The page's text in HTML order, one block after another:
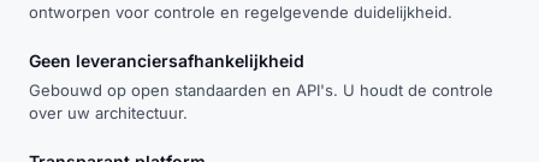
ontworpen voor controle en regelgevende duidelijkheid.
Geen leveranciersafhankelijkheid
Gebouwd op open standaarden en API's. U houdt de controle
over uw architectuur.